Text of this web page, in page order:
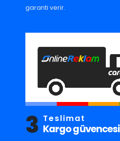
garanti verir.
3 Teslimat
Kargo güvencesi